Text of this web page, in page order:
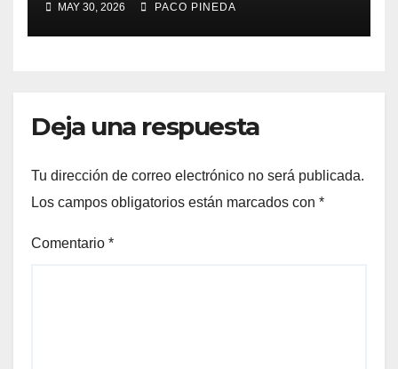
MAY 30, 2026 PACO PINEDA
Deja una respuesta
Tu dirección de correo electrónico no será publicada.
Los campos obligatorios están marcados con *
Comentario *